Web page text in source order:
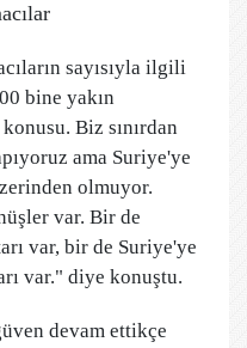
sayısıyla ilgili
bine yakın
Biz sınırdan
ama Suriye'ye
olmuyor.
var. Bir de
var, bir de Suriye'ye
var." diye konuştu.
devam ettikçe